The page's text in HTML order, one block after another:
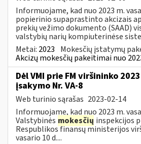
Informuojame, kad nuo 2023 m.
popierinio supaprastinto akcizais
prekių vežimo dokumento (SAAD)
valstybių narių kompiuterinėse
Metai: 2023 Mokesčių įstatymų
Akcizų mokesčių pakeitimai nuo
Dėl VMI prie FM viršininko
įsakymo Nr. VA-8
Web turinio sąrašas 2023-02-14
Informuojame, kad nuo 2023 m.
Valstybinės mokesčių inspekcijos
Respublikos finansų ministerijos
vasario 10 d....